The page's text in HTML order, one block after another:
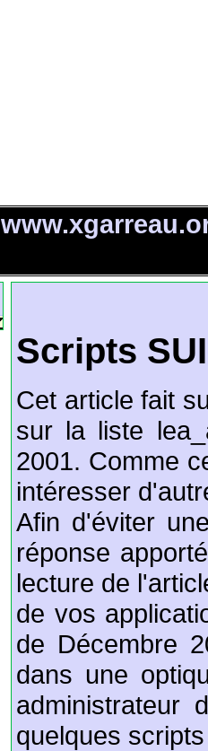
Scripts
Cet article fait
sur la liste
2001. Comme
intéresser
Afin d'éviter
réponse
lecture de
de vos
de Décembre
dans une
administrateur
quelques